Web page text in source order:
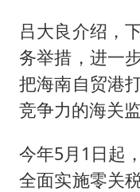
吕大良介绍，
务举措，进一
把海南自贸港
竞争力的海关
今年5月1日起
全面实施零关